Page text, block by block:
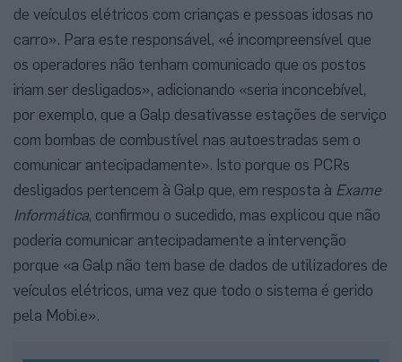
de veículos elétricos com crianças e pessoas idosas no
carro». Para este responsável, «é incompreensível que
os operadores não tenham comunicado que os postos
iriam ser desligados», adicionando «seria inconcebível,
por exemplo, que a Galp desativasse estações de serviço
com bombas de combustível nas autoestradas sem o
comunicar antecipadamente». Isto porque os PCRs
desligados pertencem à Galp que, em resposta à Exame
Informática, confirmou o sucedido, mas explicou que não
poderia comunicar antecipadamente a intervenção
porque «a Galp não tem base de dados de utilizadores de
veículos elétricos, uma vez que todo o sistema é gerido
pela Mobi.e».